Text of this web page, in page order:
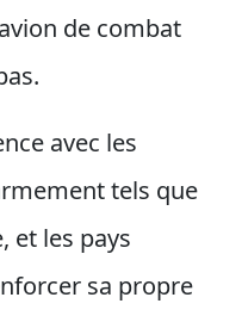
de combat
avec les
tels que
et les pays
sa propre